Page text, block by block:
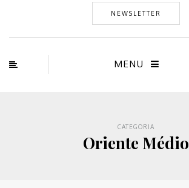
NEWSLETTER
MENU
CATEGORIA
Oriente Médio